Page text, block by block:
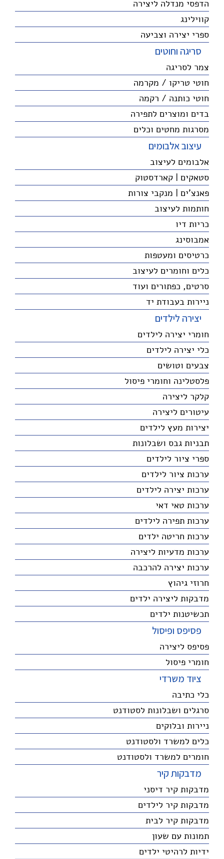
הדפסי מנדלה ליצירה
קווילינג
ספרי יצירה וצביעה
סריגה וחוטים
צמר לסריגה
חוטי טריקו / מקרמה
חוטי כותנה / רקמה
בדים ומוצרים לתפירה
מסרגות מחטים וכלים
עיצוב אלבומים
אלבומים לעיצוב
סטאקים | קארדסטוק
פאנצ'ים | מנקבי צורות
חותמות לעיצוב
כריות דיו
אמבוסינג
כרטיסים ומעטפות
כלים וחומרים לעיצוב
סרטים, כפתורים ועוד
ניירות בעבודת יד
יצירה לילדים
חומרי יצירה לילדים
כלי יצירה לילדים
צבעים וטושים
פלסטלינה וחומרי פיסול
קלקר ליצירה
עיטורים ליצירה
יצירות מעץ לילדים
תבניות גבס ושבלונות
ספרי ציור לילדים
ערכות ציור לילדים
ערכות יצירה לילדים
ערכות טאי דאי
ערכות תפירה לילדים
ערכות חריטה ילדים
ערכות מדעיות ליצירה
ערכות יצירה להרכבה
חרוזי גיהוץ
מדבקות ליצירה ילדים
תכשיטנות ילדים
פסיפס ופיסול
פסיפס ליצירה
חומרי פיסול
ציוד משרדי
כלי כתיבה
סרגלים ושבלונות לסטודנט
ניירות ובלוקים
כלים למשרד ולסטודנט
חומרים למשרד ולסטודנט
מדבקות קיר
מדבקות קיר דיסני
מדבקות קיר לילדים
מדבקות קיר לבית
תמונות עם שעון
ידיות לרהיטי ילדים